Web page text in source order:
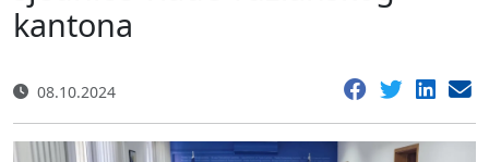
kantona
08.10.2024